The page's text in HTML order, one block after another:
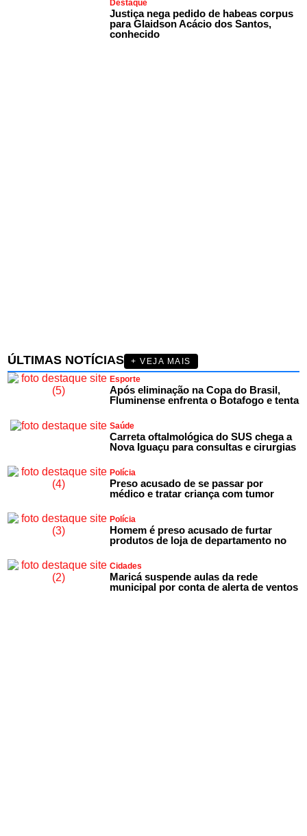
Destaque
Justiça nega pedido de habeas corpus
para Glaidson Acácio dos Santos,
conhecido
ÚLTIMAS NOTÍCIAS
+ VEJA MAIS
Esporte
Após eliminação na Copa do Brasil,
Fluminense enfrenta o Botafogo e tenta
Saúde
Carreta oftalmológica do SUS chega a
Nova Iguaçu para consultas e cirurgias
Polícia
Preso acusado de se passar por
médico e tratar criança com tumor
Polícia
Homem é preso acusado de furtar
produtos de loja de departamento no
Cidades
Maricá suspende aulas da rede
municipal por conta de alerta de ventos